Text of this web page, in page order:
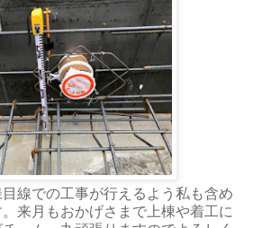
線での工事が行えるよう私も含め
来月もおかげさまで上棟や着工に